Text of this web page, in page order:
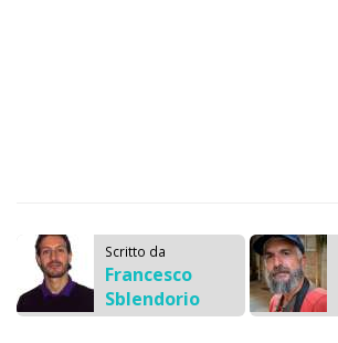
Scritto da
Francesco
Sblendorio